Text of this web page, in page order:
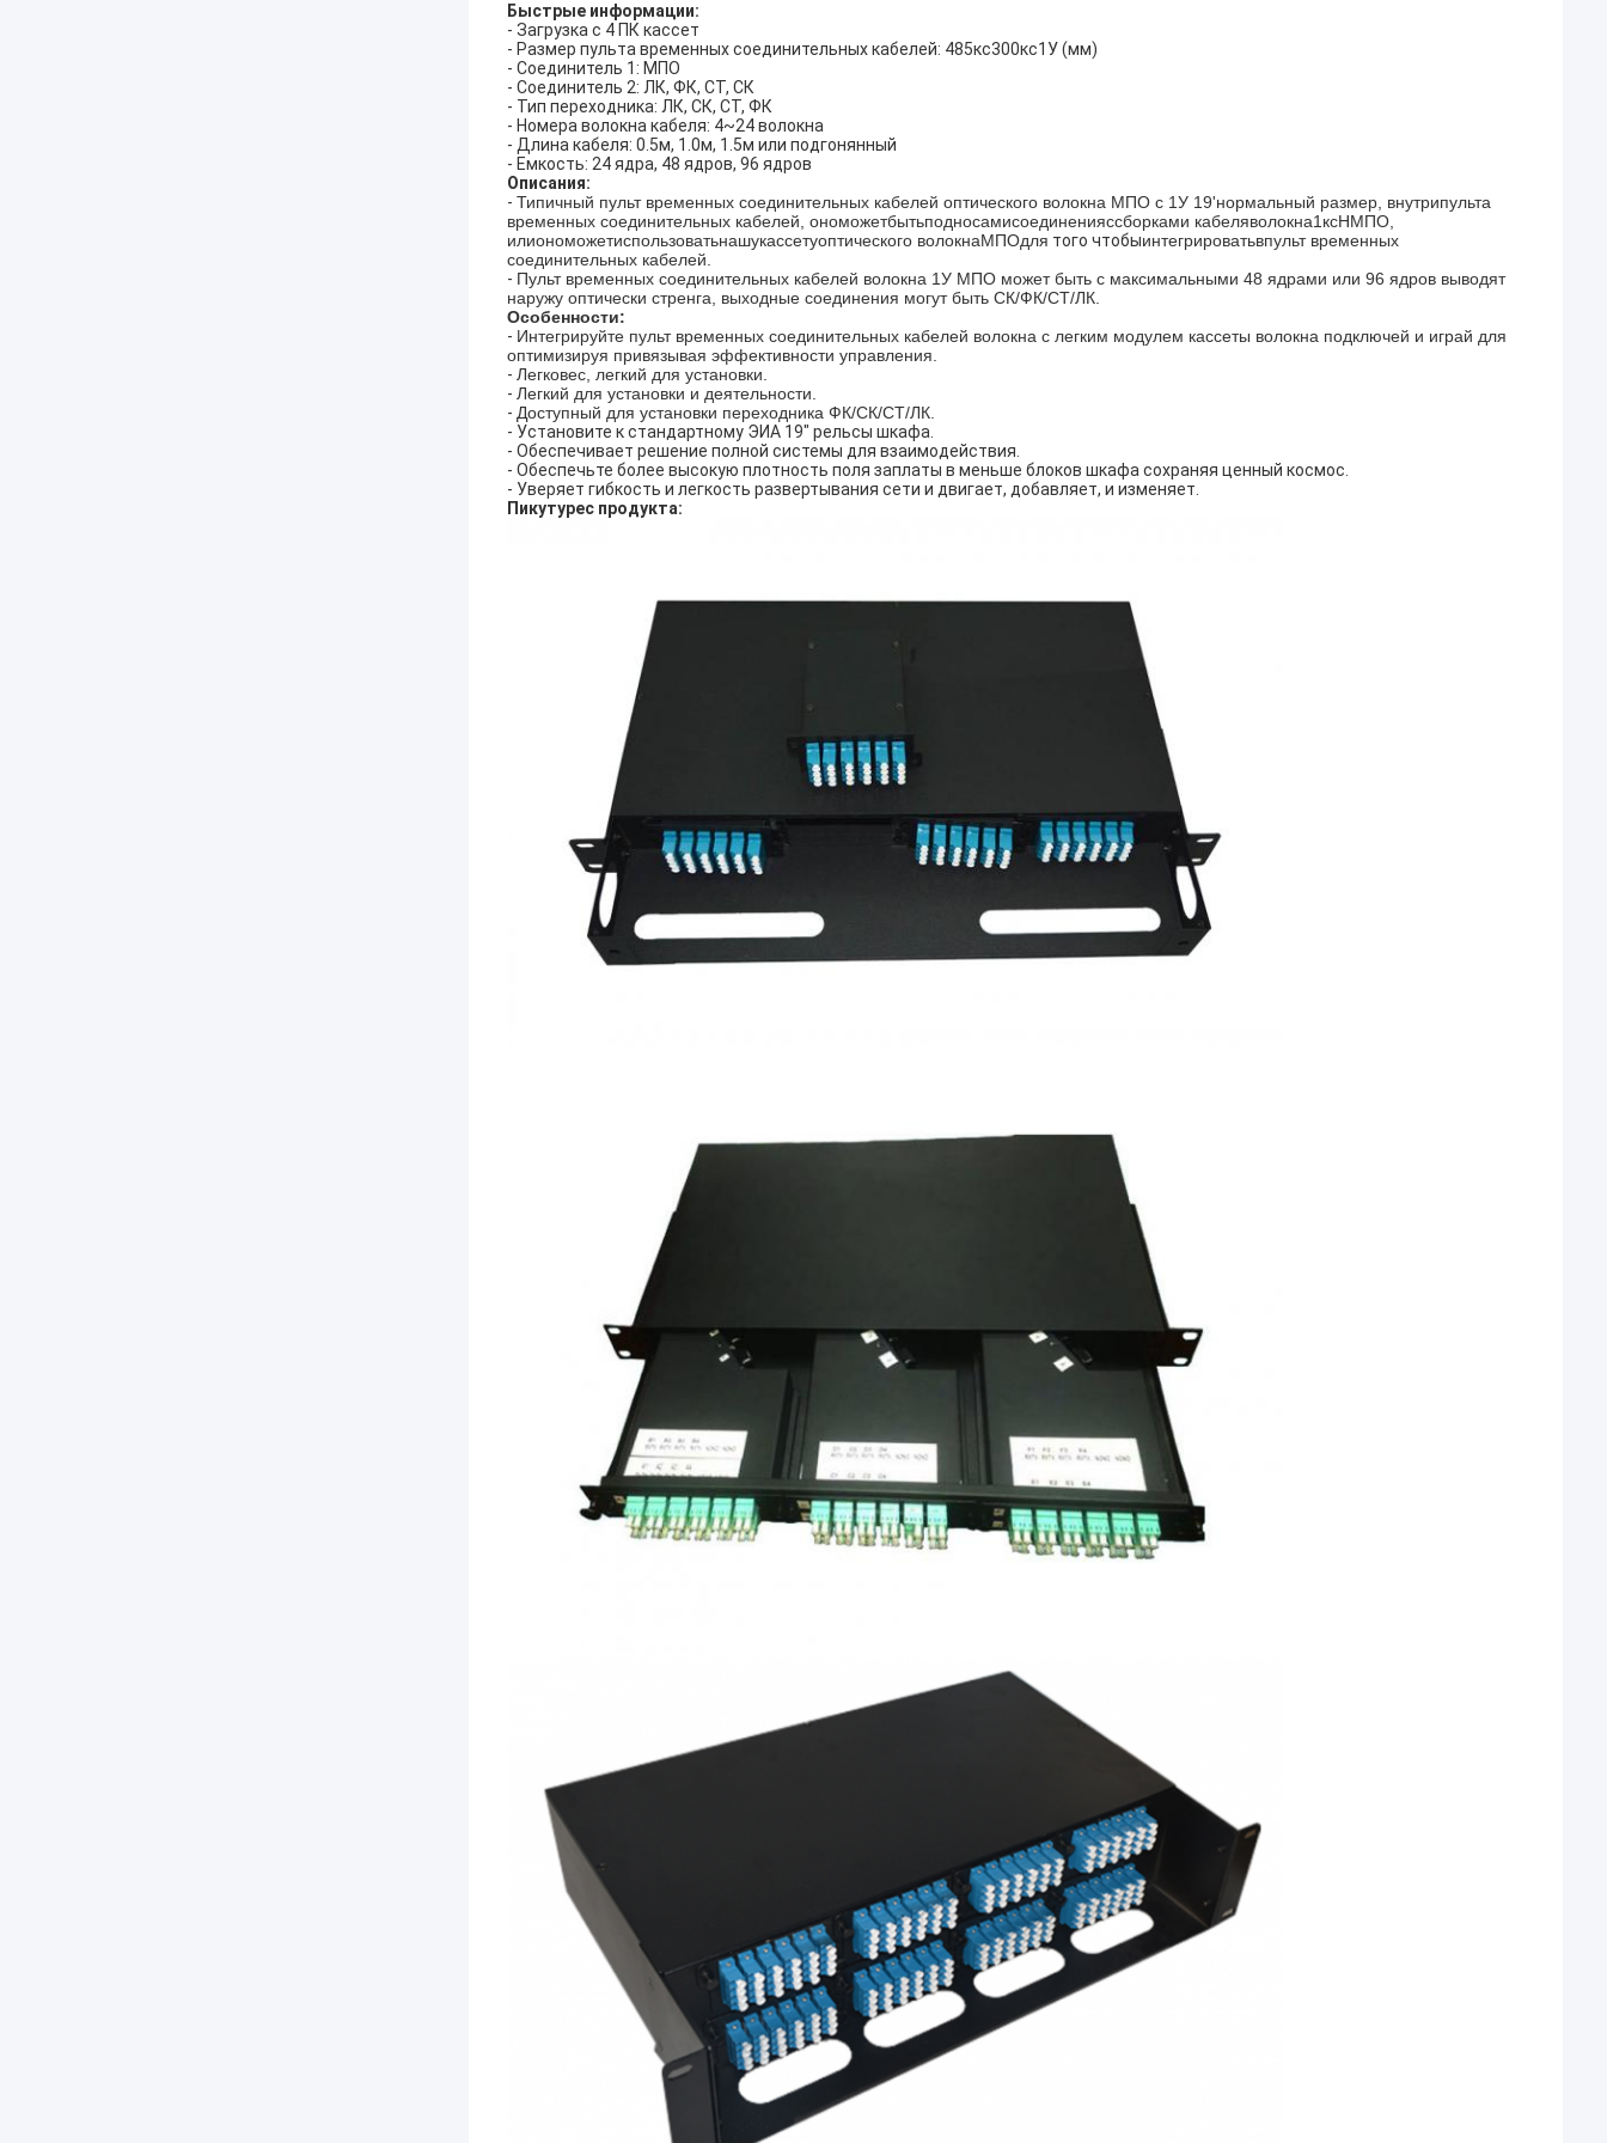
Быстрые информации:
- Загрузка с 4 ПК кассет
- Размер пульта временных соединительных кабелей: 485кс300кс1У (мм)
- Соединитель 1: МПО
- Соединитель 2: ЛК, ФК, СТ, СК
- Тип переходника: ЛК, СК, СТ, ФК
- Номера волокна кабеля: 4~24 волокна
- Длина кабеля: 0.5м, 1.0м, 1.5м или подгонянный
- Емкость: 24 ядра, 48 ядров, 96 ядров
Описания:
- Типичный пульт временных соединительных кабелей оптического волокна МПО с 1У 19'нормальный размер, внутрипульта
временных соединительных кабелей, ономожетбытьподносамисоединенияссборками кабеляволокна1ксНМПО,
илиономожетиспользоватьнашукассетуоптического волокнаМПОдля того чтобыинтегрироватьвпульт временных
соединительных кабелей.
- Пульт временных соединительных кабелей волокна 1У МПО может быть с максимальными 48 ядрами или 96 ядров выводят
наружу оптически стренга, выходные соединения могут быть СК/ФК/СТ/ЛК.
Особенности:
- Интегрируйте пульт временных соединительных кабелей волокна с легким модулем кассеты волокна подключей и играй для
оптимизируя привязывая эффективности управления.
- Легковес, легкий для установки.
- Легкий для установки и деятельности.
- Доступный для установки переходника ФК/СК/СТ/ЛК.
- Установите к стандартному ЭИА 19" рельсы шкафа.
- Обеспечивает решение полной системы для взаимодействия.
- Обеспечьте более высокую плотность поля заплаты в меньше блоков шкафа сохраняя ценный космос.
- Уверяет гибкость и легкость развертывания сети и двигает, добавляет, и изменяет.
Пикутурес продукта: